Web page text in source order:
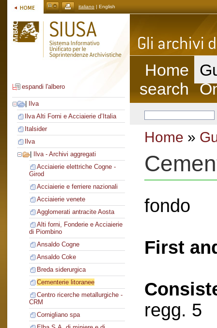
italiano | English
espandi l'albero
Ilva
Ilva Alti Forni e Acciaierie d’Italia
Italsider
Ilva
Ilva - Archivi aggregati
Acciaierie elettriche Cogne -
Girod
Acciaierie e ferriere nazionali
Acciaierie venete
Agglomerati antracite Aosta
Alti forni, Fonderie e Acciaierie
di Piombino
Ansaldo Cogne
Ansaldo Coke
Breda siderurgica
Cementerie litoranee
Centro ricerche metallurgiche -
CRM
Cornigliano spa
Home
search
Home »
fondo
First
regg. 5